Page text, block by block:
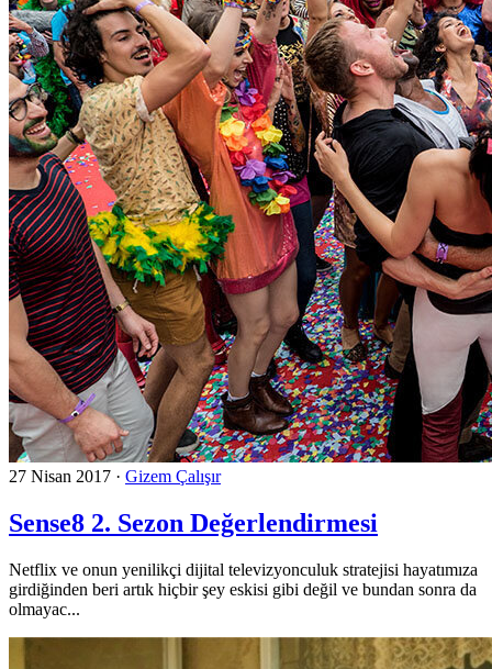
27 Nisan 2017 · Gizem Çalışır
Sense8 2. Sezon Değerlendirmesi
Netflix ve onun yenilikçi dijital televizyonculuk stratejisi hayatımıza
girdiğinden beri artık hiçbir şey eskisi gibi değil ve bundan sonra da
olmayac...